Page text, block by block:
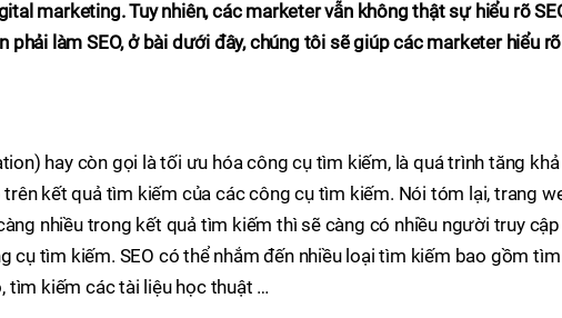
marketing. Tuy nhiên, các marketer vẫn không thật sự hiểu rõ
phải làm SEO, ở bài dưới đây, chúng tôi sẽ giúp các marketer hiểu rõ
hay còn gọi là tối ưu hóa công cụ tìm kiếm, là quá trình tăng khả
kết quả tìm kiếm của các công cụ tìm kiếm. Nói tóm lại, trang
nhiều trong kết quả tìm kiếm thì sẽ càng có nhiều người truy cập
cụ tìm kiếm. SEO có thể nhắm đến nhiều loại tìm kiếm bao gồm tìm
tìm kiếm các tài liệu học thuật …